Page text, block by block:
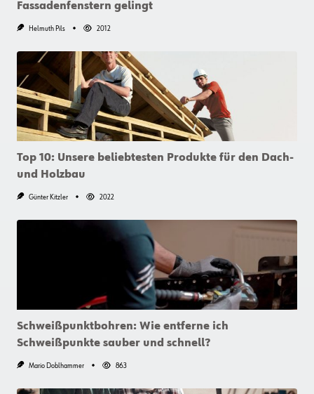
Fassadenfenstern gelingt
Helmuth Pils 2012
Top 10: Unsere beliebtesten Produkte für den Dach-
und Holzbau
Günter Kitzler 2022
Schweißpunktbohren: Wie entferne ich
Schweißpunkte sauber und schnell?
Mario Doblhammer 863